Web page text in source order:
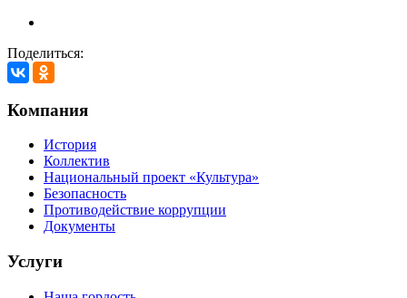
Поделиться:
Компания
История
Коллектив
Национальный проект «Культура»
Безопасность
Противодействие коррупции
Документы
Услуги